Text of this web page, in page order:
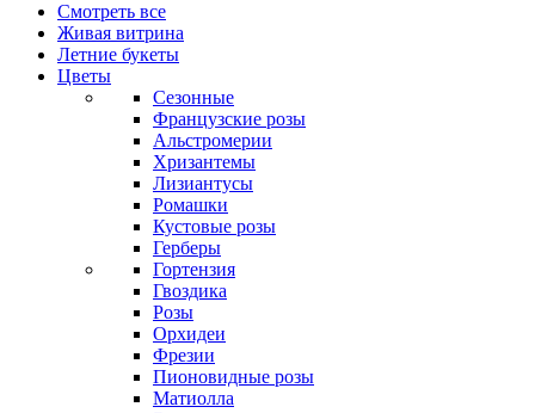
Смотреть все
Живая витрина
Летние букеты
Цветы
Сезонные
Французские розы
Альстромерии
Хризантемы
Лизиантусы
Ромашки
Кустовые розы
Герберы
Гортензия
Гвоздика
Розы
Орхидеи
Фрезии
Пионовидные розы
Матиолла